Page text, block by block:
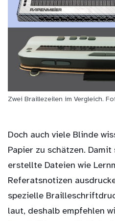
Zwei Braillezeilen im Vergleich.
Doch auch viele Blinde
Papier zu schätzen.
erstellte Dateien wie
Referatsnotizen
spezielle
laut, deshalb empfehlen